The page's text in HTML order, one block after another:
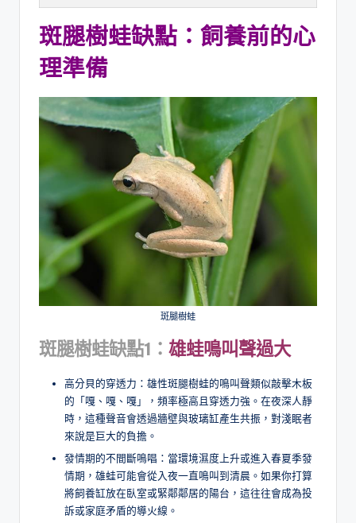
斑腿樹蛙缺點：飼養前的心
理準備
斑腿樹蛙
斑腿樹蛙缺點1： 雄蛙鳴叫聲過大
高分貝的穿透力：雄性斑腿樹蛙的鳴叫聲類似敲擊木板
的「嘎、嘎、嘎」，頻率極高且穿透力強。在夜深人靜
時，這種聲音會透過牆壁與玻璃缸產生共振，對淺眠者
來說是巨大的負擔。
發情期的不間斷鳴唱：當環境濕度上升或進入春夏季發
情期，雄蛙可能會從入夜一直鳴叫到清晨。如果你打算
將飼養缸放在臥室或緊鄰鄰居的陽台，這往往會成為投
訴或家庭矛盾的導火線。